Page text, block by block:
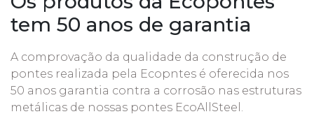
tem 50 anos de garantia
A comprovação da qualidade da construção de
pontes realizada pela Ecopntes é oferecida nos
50 anos garantia contra a corrosão nas estruturas
metálicas de nossas pontes EcoAllSteel.